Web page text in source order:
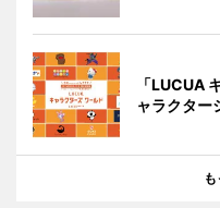
「LUCUA
ャラクター